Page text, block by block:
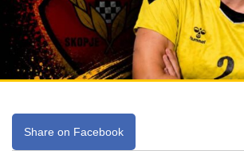
Share on Facebook